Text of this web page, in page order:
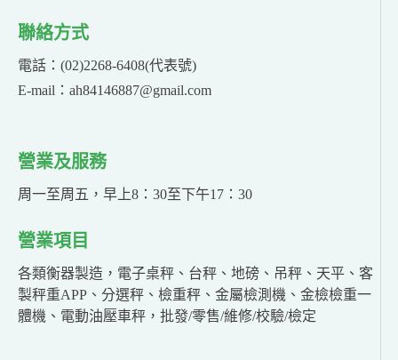
聯絡方式
電話：(02)2268-6408(代表號)
E-mail：ah84146887@gmail.com
營業及服務
周一至周五，早上8：30至下午17：30
營業項目
各類衡器製造，電子桌秤、台秤、地磅、吊秤、天平、客
製秤重APP、分選秤、檢重秤、金屬檢測機、金檢檢重一
體機、電動油壓車秤，批發/零售/維修/校驗/檢定